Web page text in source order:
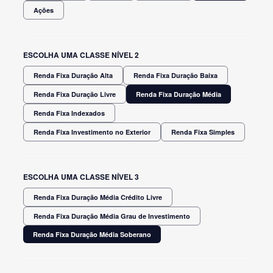
Ações
ESCOLHA UMA CLASSE NÍVEL 2
Renda Fixa Duração Alta Renda Fixa Duração Baixa
Renda Fixa Duração Livre Renda Fixa Duração Média
Renda Fixa Indexados
Renda Fixa Investimento no Exterior Renda Fixa Simples
ESCOLHA UMA CLASSE NÍVEL 3
Renda Fixa Duração Média Crédito Livre
Renda Fixa Duração Média Grau de Investimento
Renda Fixa Duração Média Soberano